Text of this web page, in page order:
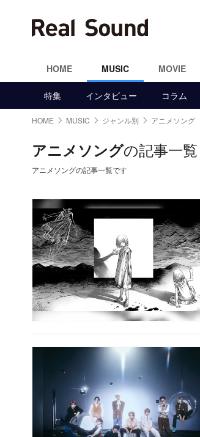
HOME MUSIC MOVIE
特集 インタビュー コラム
HOME MUSIC ジャンル別 アニメソング
アニメソングの記事一覧
アニメソングの記事一覧です